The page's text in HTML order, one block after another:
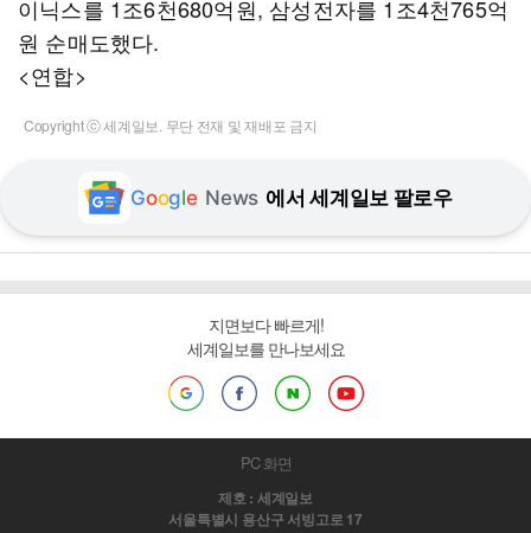
이닉스를 1조6천680억원, 삼성전자를 1조4천765억
원 순매도했다.
<연합>
Copyright ⓒ 세계일보. 무단 전재 및 재배포 금지
Google News 에서 세계일보 팔로우
지면보다 빠르게!
세계일보를 만나보세요
PC 화면
제호 : 세계일보
서울특별시 용산구 서빙고로 17